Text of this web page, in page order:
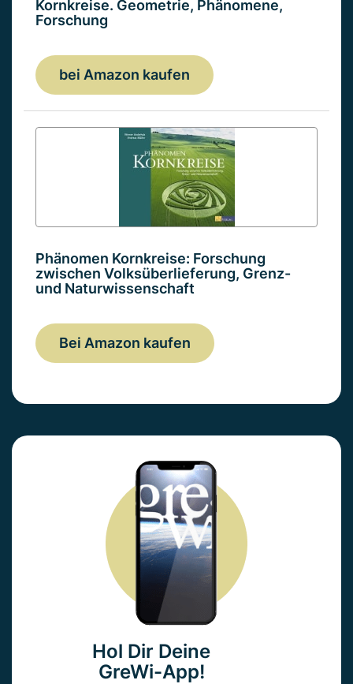
Kornkreise. Geometrie, Phänomene,
Forschung
bei Amazon kaufen
Phänomen Kornkreise: Forschung
zwischen Volksüberlieferung, Grenz-
und Naturwissenschaft
Bei Amazon kaufen
Hol Dir Deine
GreWi-App!